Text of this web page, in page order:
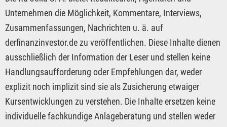
Unternehmen die Möglichkeit, Kommentare, Interviews,
Zusammenfassungen, Nachrichten u. ä. auf
derfinanzinvestor.de zu veröffentlichen. Diese Inhalte dienen
ausschließlich der Information der Leser und stellen keine
Handlungsaufforderung oder Empfehlungen dar, weder
explizit noch implizit sind sie als Zusicherung etwaiger
Kursentwicklungen zu verstehen. Die Inhalte ersetzen keine
individuelle fachkundige Anlageberatung und stellen weder